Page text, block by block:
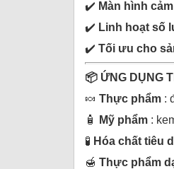
✔️ Màn hình
✔️ Linh hoạt số
✔️ Tối ưu cho
📦 ỨNG DỤNG
🍬 Thực phẩm :
🧴
Mỹ phẩm :
🧪 Hóa chất tiêu
🍯 Thực phẩm